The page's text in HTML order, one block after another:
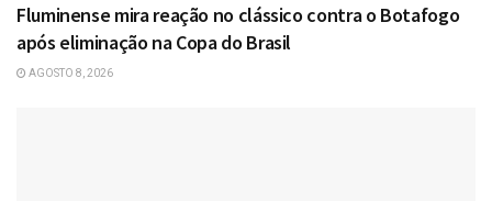
Fluminense mira reação no clássico contra o Botafogo
após eliminação na Copa do Brasil
AGOSTO 8, 2026